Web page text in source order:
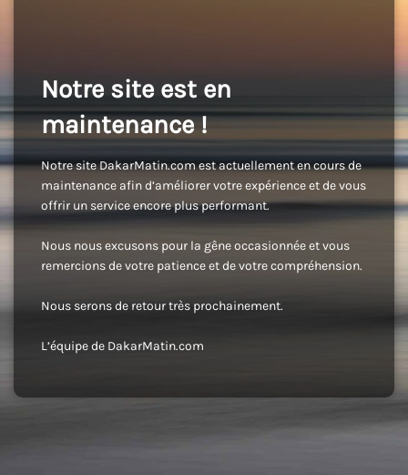
Notre site est en
maintenance !
Notre site DakarMatin.com est actuellement en cours de
maintenance afin d’améliorer votre expérience et de vous
offrir un service encore plus performant.
Nous nous excusons pour la gêne occasionnée et vous
remercions de votre patience et de votre compréhension.
Nous serons de retour très prochainement.
L’équipe de DakarMatin.com